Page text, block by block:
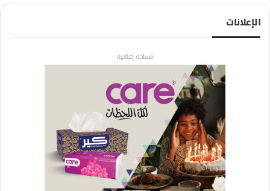
الإعلانات
مساحة إعلانية